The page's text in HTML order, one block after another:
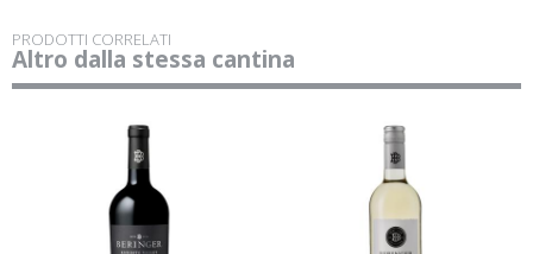
PRODOTTI CORRELATI
Altro dalla stessa cantina